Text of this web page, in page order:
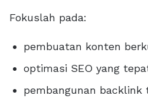
Fokuslah pada:
pembuatan konten
optimasi SEO yang
pembangunan backlink